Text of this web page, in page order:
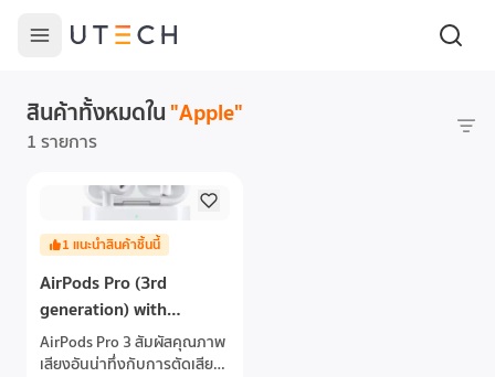
สินค้าทั้งหมดใน"Apple"
1 รายการ
1แนะนำสินค้าชิ้นนี้
AirPods Pro (3rd
generation) with
MagSafe (USB-C)
AirPods Pro 3 สัมผัสคุณภาพ
เสียงอันน่าทึ่งกับการตัดเสียง